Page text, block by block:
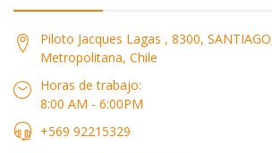
Piloto Jacques Lagas , 8300,
Metropolitana, Chile
Horas de trabajo:
8:00 AM - 6:00PM
+569 92215329